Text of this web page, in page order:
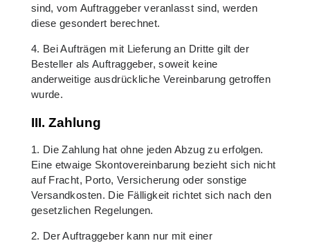
sind, vom Auftraggeber veranlasst sind, werden
diese gesondert berechnet.
4. Bei Aufträgen mit Lieferung an Dritte gilt der
Besteller als Auftraggeber, soweit keine
anderweitige ausdrückliche Vereinbarung getroffen
wurde.
III. Zahlung
1. Die Zahlung hat ohne jeden Abzug zu erfolgen.
Eine etwaige Skontovereinbarung bezieht sich nicht
auf Fracht, Porto, Versicherung oder sonstige
Versandkosten. Die Fälligkeit richtet sich nach den
gesetzlichen Regelungen.
2. Der Auftraggeber kann nur mit einer